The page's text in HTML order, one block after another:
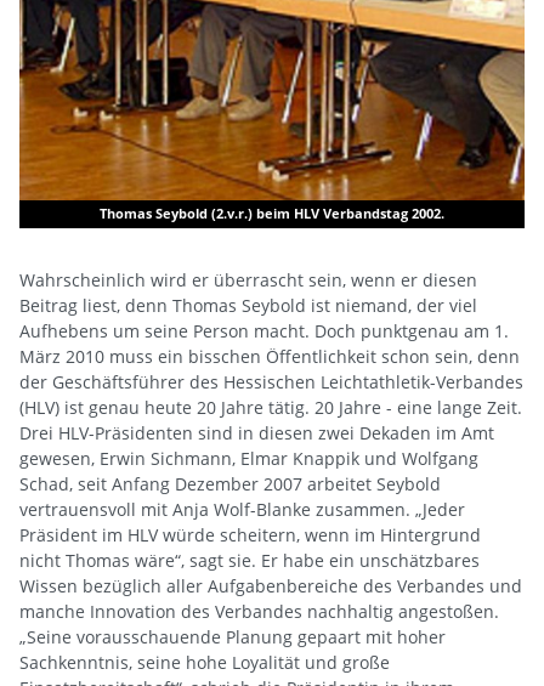
Thomas Seybold (2.v.r.) beim HLV Verbandstag 2002.
Wahrscheinlich wird er überrascht sein, wenn er diesen
Beitrag liest, denn Thomas Seybold ist niemand, der viel
Aufhebens um seine Person macht. Doch punktgenau am 1.
März 2010 muss ein bisschen Öffentlichkeit schon sein, denn
der Geschäftsführer des Hessischen Leichtathletik-Verbandes
(HLV) ist genau heute 20 Jahre tätig. 20 Jahre - eine lange Zeit.
Drei HLV-Präsidenten sind in diesen zwei Dekaden im Amt
gewesen, Erwin Sichmann, Elmar Knappik und Wolfgang
Schad, seit Anfang Dezember 2007 arbeitet Seybold
vertrauensvoll mit Anja Wolf-Blanke zusammen. „Jeder
Präsident im HLV würde scheitern, wenn im Hintergrund
nicht Thomas wäre“, sagt sie. Er habe ein unschätzbares
Wissen bezüglich aller Aufgabenbereiche des Verbandes und
manche Innovation des Verbandes nachhaltig angestoßen.
„Seine vorausschauende Planung gepaart mit hoher
Sachkenntnis, seine hohe Loyalität und große